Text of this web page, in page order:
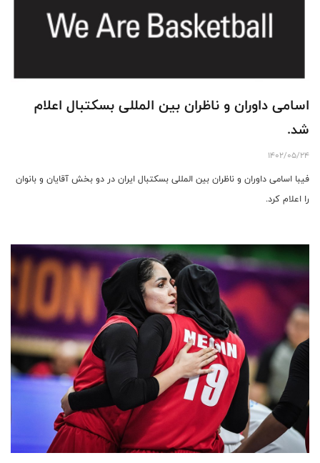
اسامی داوران و ناظران بین المللی بسکتبال اعلام
شد.
1402/05/24
فیبا اسامی داوران و ناظران بین المللی بسکتبال ایران در دو بخش آقایان و بانوان
را اعلام کرد.